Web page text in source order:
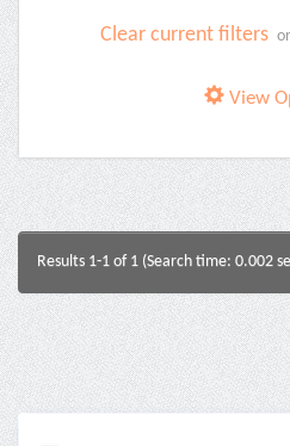
Clear current filters or
View
Results 1-1 of 1 (Search time: 0.002